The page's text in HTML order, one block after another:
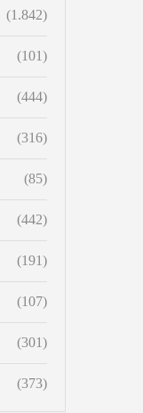
(1.842)
(101)
(444)
(316)
(85)
(442)
(191)
(107)
(301)
(373)